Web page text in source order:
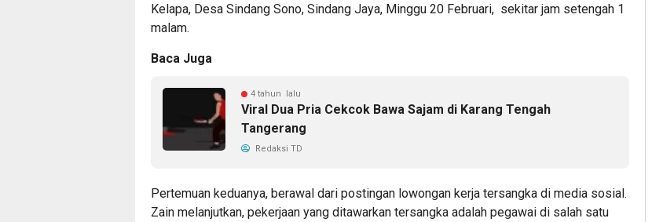
Kelapa, Desa Sindang Sono, Sindang Jaya, Minggu 20 Februari, sekitar jam setengah 1
malam.
Baca Juga
4 tahun lalu
Viral Dua Pria Cekcok Bawa Sajam di Karang Tengah
Tangerang
Redaksi TD
Pertemuan keduanya, berawal dari postingan lowongan kerja tersangka di media sosial.
Zain melanjutkan, pekerjaan yang ditawarkan tersangka adalah pegawai di salah satu